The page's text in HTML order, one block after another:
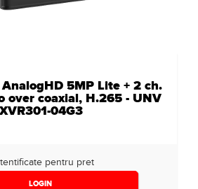
5MP Lite + 2 ch.
over coaxial, H.265 - UNV
XVR301-04G3
pentru pret
LOGIN